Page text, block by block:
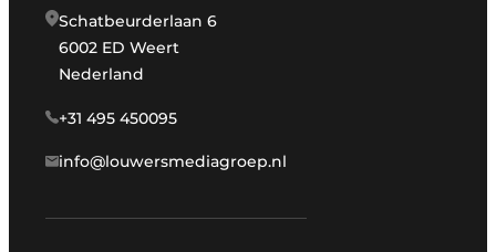
Schatbeurderlaan 6
6002 ED Weert
Nederland
+31 495 450095
info@louwersmediagroep.nl